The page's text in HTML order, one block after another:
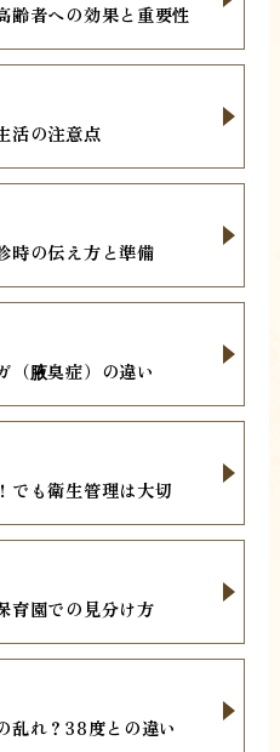
齢者への効果と重要性
活の注意点
時の伝え方と準備
（腋臭症）の違い
でも衛生管理は大切
育園での見分け方
乱れ？38度との違い